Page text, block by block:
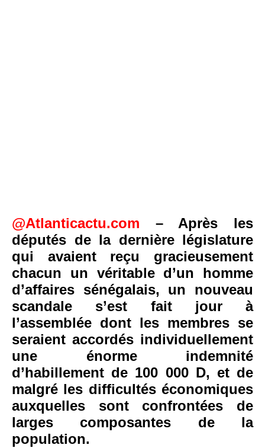
@Atlanticactu.com – Après les
députés de la dernière législature
qui avaient reçu gracieusement
chacun un véritable d’un homme
d’affaires sénégalais, un nouveau
scandale s’est fait jour à
l’assemblée dont les membres se
seraient accordés individuellement
une énorme indemnité
d’habillement de 100 000 D, et de
malgré les difficultés économiques
auxquelles sont confrontées de
larges composantes de la
population.